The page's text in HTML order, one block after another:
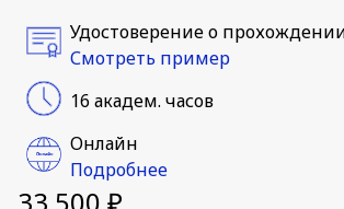
Удостоверение о
Смотреть пример
16 академ. часов
Онлайн
Подробнее